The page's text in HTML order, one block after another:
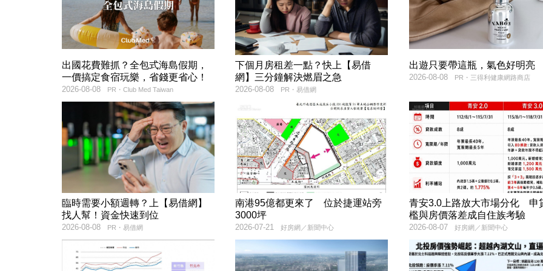
出國花費難抓？全包式海島假期，
一價搞定食宿玩樂，省錢更省心！
PR・Club Med Taiwan
2026-08-08
下個月房租差一點？快上【易借
網】三分鐘解決燃眉之急
PR・易借網
2026-08-08
出遊只要帶這瓶，氣色好明亮
PR・三得利健康網路商店
2026-08-08
臨時需要小額週轉？上【易借網】
找人幫！資金快速到位
PR・易借網
2026-08-08
南港95億都更來了 位於捷運站旁
3000坪
好房網／新聞中心
2026-07-21
青安3.0上路放大市場分化 申
檻與房價落差成自住族考驗
好房網／新聞中心
2026-08-07